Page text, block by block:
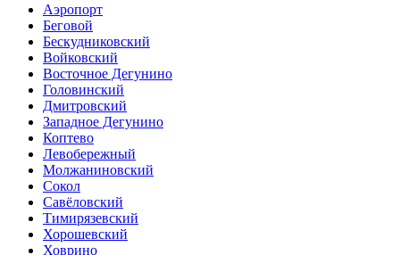
Аэропорт
Беговой
Бескудниковский
Войковский
Восточное Дегунино
Головинский
Дмитровский
Западное Дегунино
Коптево
Левобережный
Молжаниновский
Сокол
Савёловский
Тимирязевский
Хорошевский
Ховрино